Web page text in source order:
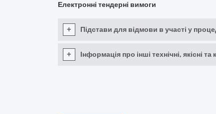
Електронні тендерні вимоги
+ Підстави для відмови в участі у
+ Інформація про інші технічні, якісні